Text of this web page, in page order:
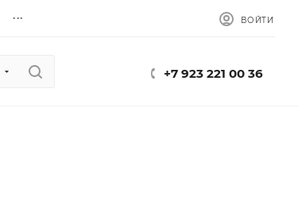
... ВОЙТИ
+7 923 221 00 36